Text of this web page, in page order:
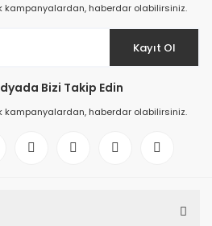
kampanyalardan, haberdar olabilirsiniz.
Kayıt Ol
Bizi Takip Edin
kampanyalardan, haberdar olabilirsiniz.